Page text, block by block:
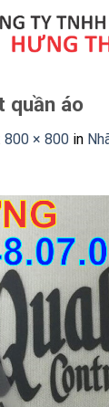
quần áo
800 × 800 in